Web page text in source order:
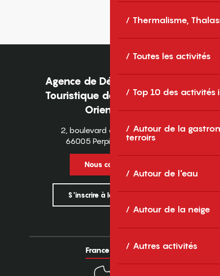
Thermalisme,
Toutes les activités
Top 10 des activités
Autour de la
terroirs
Autour de l'eau
Autour de la neige
Autres activités
Agence de Développement
Touristique des Pyrénées-
Orientales
2, boulevard des Pyrénées
66005 Perpignan Cedex
Nous contacter
S'inscrire à la newsletter
France Europe